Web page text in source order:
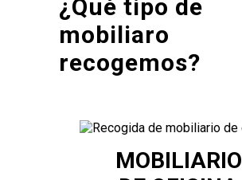
¿Qué tipo de
mobiliaro
recogemos?
MOBILIARIO